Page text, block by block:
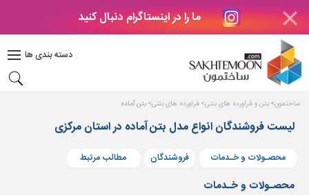
ما را در اینستاگرام دنبال کنید
دسته بندی ها
دکوراسیون
بتن
های
بتنی
و
پنجره
ساختمون بتن و فراورده های بتنی فراورده های بتنی بتن آماده
لیست فروشندگان انواع مدل بتن آماده در استان مرکزی
محصـولات و خـدمات فروشندگان مطالب مرتبط
محصـولات و خـدمات